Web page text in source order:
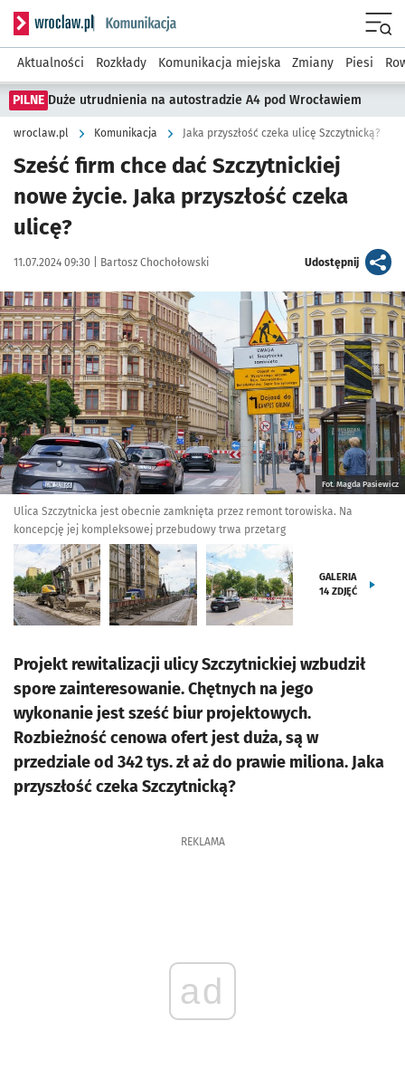
Serwis informacyjny wroclaw.pl podserwis: Komunikacja
Aktualności Rozkłady Komunikacja miejska Zmiany Piesi
PILNE Duże utrudnienia na autostradzie A4 pod Wrocławiem
wroclaw.pl Komunikacja Jaka przyszłość czeka ulicę Szczytnicką?
Sześć firm chce dać Szczytnickiej
nowe życie. Jaka przyszłość czeka
ulicę?
Data publikacji:
11.07.2024 09:30 | Autor:
Bartosz Chochołowski Udostępnijartykuł
Kliknij, aby zobaczyć galerię
Fot. Magda Pasiewicz
Ulica Szczytnicka jest obecnie zamknięta przez remont torowiska. Na
koncepcję jej kompleksowej przebudowy trwa przetarg
GALERIA
14 ZDJĘĆ
Projekt rewitalizacji ulicy Szczytnickiej wzbudził
spore zainteresowanie. Chętnych na jego
wykonanie jest sześć biur projektowych.
Rozbieżność cenowa ofert jest duża, są w
przedziale od 342 tys. zł aż do prawie miliona. Jaka
przyszłość czeka Szczytnicką?
REKLAMA
ad